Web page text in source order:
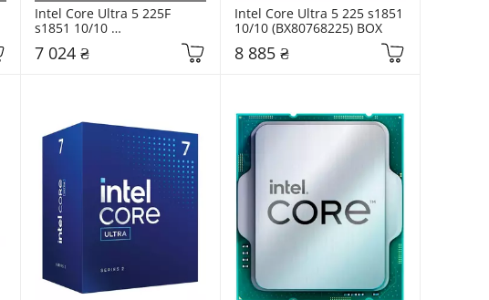
Intel Core Ultra 5 225F
s1851 10/10
(AT8076806416SRQD2) Tray
7 024 ₴
Intel Core Ultra 5 225 s1851
10/10 (BX80768225) BOX
8 885 ₴